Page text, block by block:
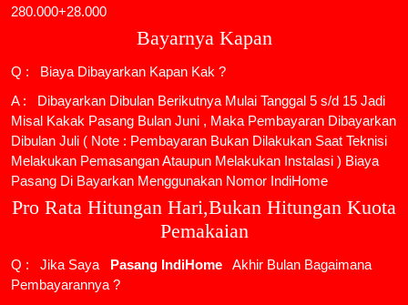
280.000+28.000
Bayarnya Kapan
Q : Biaya Dibayarkan Kapan Kak ?
A : Dibayarkan Dibulan Berikutnya Mulai Tanggal 5 s/d 15 Jadi
Misal Kakak Pasang Bulan Juni , Maka Pembayaran Dibayarkan
Dibulan Juli ( Note : Pembayaran Bukan Dilakukan Saat Teknisi
Melakukan Pemasangan Ataupun Melakukan Instalasi ) Biaya
Pasang Di Bayarkan Menggunakan Nomor IndiHome
Pro Rata Hitungan Hari,Bukan Hitungan Kuota
Pemakaian
Q : Jika Saya Pasang IndiHome
Akhir Bulan Bagaimana
Pembayarannya ?